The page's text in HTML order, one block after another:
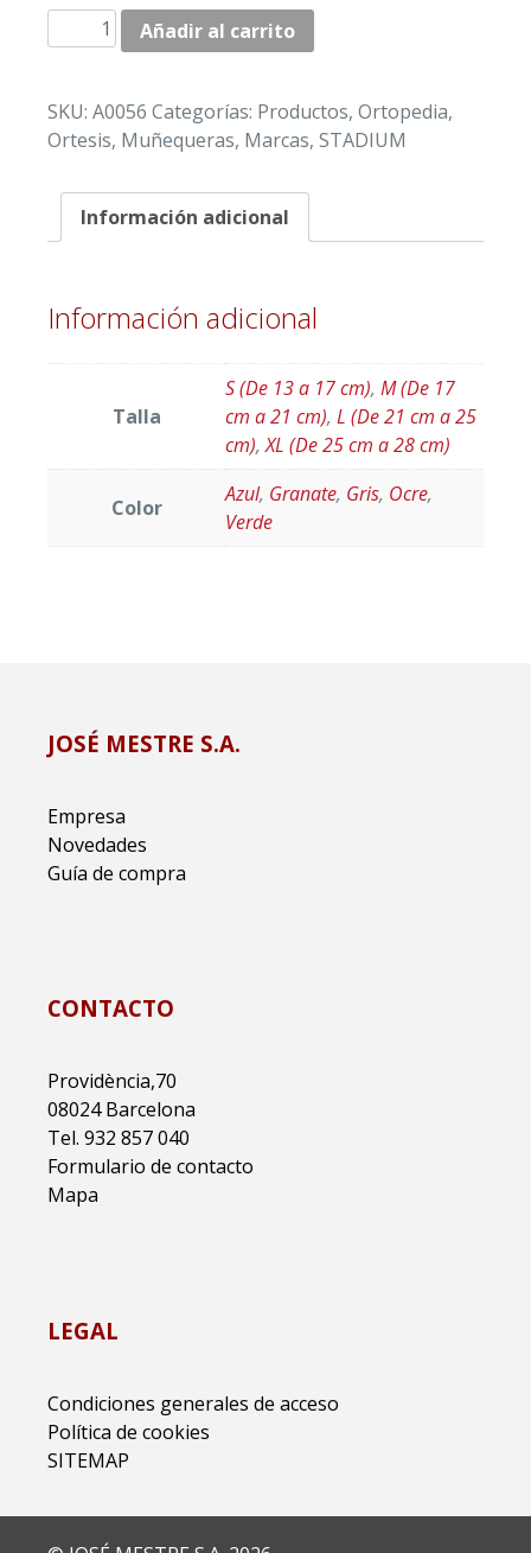
MUÑEQUERAS
METACARPIANAS
DE
COLORES
Añadir al carrito
SKU: A0056 Categorías: Productos, Ortopedia,
Ortesis, Muñequeras, Marcas, STADIUM
Información adicional
Información adicional
Talla
S (De 13 a 17 cm), M (De 17
cm a 21 cm), L (De 21 cm a 25
cm),XL (De 25 cm a 28 cm)
Color
Azul, Granate, Gris, Ocre,
Verde
JOSÉ MESTRE S.A.
Empresa
Novedades
Guía de compra
CONTACTO
Providència,70
08024 Barcelona
Tel. 932 857 040
Formulario de contacto
Mapa
LEGAL
Condiciones generales de acceso
Política de cookies
SITEMAP